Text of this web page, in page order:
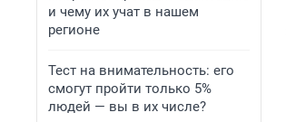
и чему их учат в нашем
регионе
Тест на внимательность: его
смогут пройти только 5%
людей — вы в их числе?